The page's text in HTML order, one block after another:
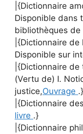
|{Dictionnaire
Disponible dans
bibliothèques
|{Dictionnaire de
Disponible sur
|{Dictionnaire
(Vertu de) I.
justice,Ouvrage .}
|{Dictionnaire
livre .}
|{Dictionnaire